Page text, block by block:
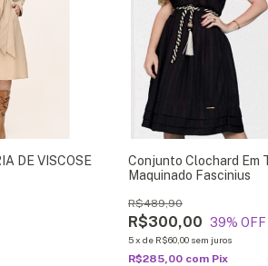
DE VISCOSE
Conjunto Clochard Em
Maquinado Fascinius
R$300,00
R$489,90
39% OFF
5x de R$60,00 sem juros
R$285,00 com Pix